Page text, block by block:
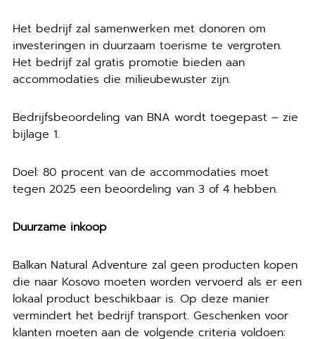
Het bedrijf zal samenwerken met donoren om
investeringen in duurzaam toerisme te vergroten.
Het bedrijf zal gratis promotie bieden aan
accommodaties die milieubewuster zijn.
Bedrijfsbeoordeling van BNA wordt toegepast – zie
bijlage 1.
Doel: 80 procent van de accommodaties moet
tegen 2025 een beoordeling van 3 of 4 hebben.
Duurzame inkoop
Balkan Natural Adventure zal geen producten kopen
die naar Kosovo moeten worden vervoerd als er een
lokaal product beschikbaar is. Op deze manier
vermindert het bedrijf transport. Geschenken voor
klanten moeten aan de volgende criteria voldoen: